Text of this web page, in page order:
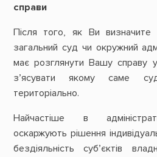
справи
Після того, як Ви визначите
загальний суд чи окружний
має розглянути Вашу справу у
з’ясувати якому саме
територіально.
Найчастіше в
оскаржують рішення
бездіяльність суб’єктів